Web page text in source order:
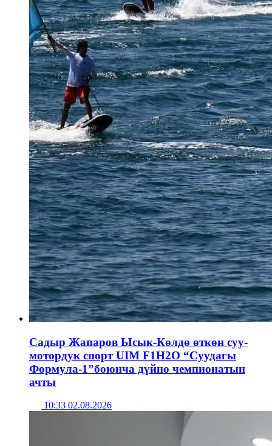
Садыр Жапаров Ысык-Көлдө өткөн суу-
мотордук спорт UIM F1H2O “Суудагы
Формула-1”боюнча дүйнө чемпионатын
ачты
10:33 02.08.2026